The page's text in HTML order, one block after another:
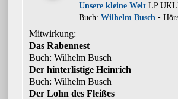
Unsere kleine Welt LP
Buch:Wilhelm Busch •
Mitwirkung:
Das Rabennest
Buch: Wilhelm Busch
Der hinterlistige Heinrich
Buch: Wilhelm Busch
Der Lohn des Fleißes